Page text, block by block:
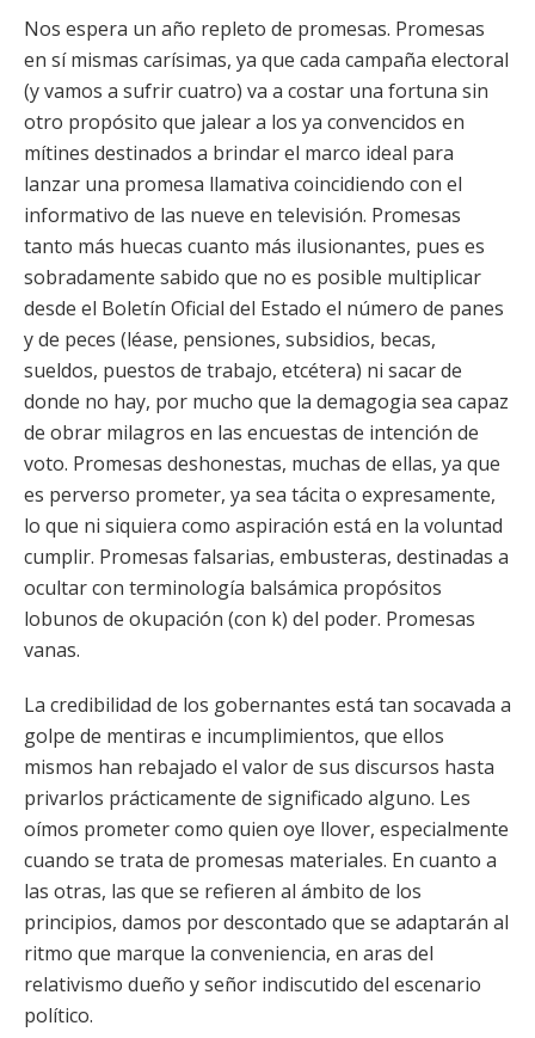
Nos espera un año repleto de promesas. Promesas
en sí mismas carísimas, ya que cada campaña electoral
(y vamos a sufrir cuatro) va a costar una fortuna sin
otro propósito que jalear a los ya convencidos en
mítines destinados a brindar el marco ideal para
lanzar una promesa llamativa coincidiendo con el
informativo de las nueve en televisión. Promesas
tanto más huecas cuanto más ilusionantes, pues es
sobradamente sabido que no es posible multiplicar
desde el Boletín Oficial del Estado el número de panes
y de peces (léase, pensiones, subsidios, becas,
sueldos, puestos de trabajo, etcétera) ni sacar de
donde no hay, por mucho que la demagogia sea capaz
de obrar milagros en las encuestas de intención de
voto. Promesas deshonestas, muchas de ellas, ya que
es perverso prometer, ya sea tácita o expresamente,
lo que ni siquiera como aspiración está en la voluntad
cumplir. Promesas falsarias, embusteras, destinadas a
ocultar con terminología balsámica propósitos
lobunos de okupación (con k) del poder. Promesas
vanas.
La credibilidad de los gobernantes está tan socavada a
golpe de mentiras e incumplimientos, que ellos
mismos han rebajado el valor de sus discursos hasta
privarlos prácticamente de significado alguno. Les
oímos prometer como quien oye llover, especialmente
cuando se trata de promesas materiales. En cuanto a
las otras, las que se refieren al ámbito de los
principios, damos por descontado que se adaptarán al
ritmo que marque la conveniencia, en aras del
relativismo dueño y señor indiscutido del escenario
político.